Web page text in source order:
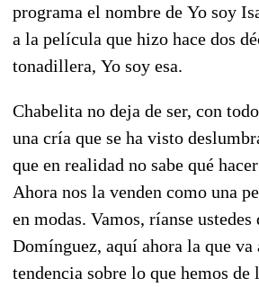
programa el nombre de Yo soy
a la película que hizo hace dos
tonadillera, Yo soy esa.
Chabelita no deja de ser, con
una cría que se ha visto
que en realidad no sabe qué
Ahora nos la venden como una
en modas. Vamos, ríanse
Domínguez, aquí ahora la que va
tendencia sobre lo que hemos de